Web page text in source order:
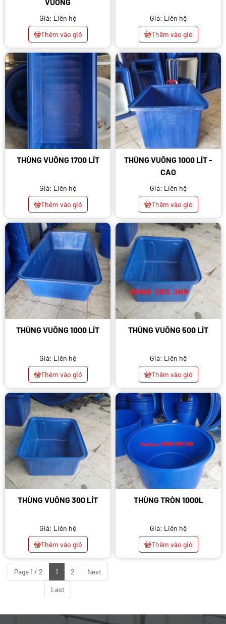
Giá: Liên hệ
Thêm vào giỏ
Giá: Liên hệ
Thêm vào giỏ
THÙNG VUÔNG 1700 LÍT
Giá: Liên hệ
Thêm vào giỏ
THÙNG VUÔNG 1000 LÍT -
CAO
Giá: Liên hệ
Thêm vào giỏ
THÙNG VUÔNG 1000 LÍT
Giá: Liên hệ
Thêm vào giỏ
THÙNG VUÔNG 500 LÍT
Giá: Liên hệ
Thêm vào giỏ
THÙNG VUÔNG 300 LÍT
Giá: Liên hệ
Thêm vào giỏ
THÙNG TRÒN 1000L
Giá: Liên hệ
Thêm vào giỏ
Page 1 / 2 1 2 Next
Last